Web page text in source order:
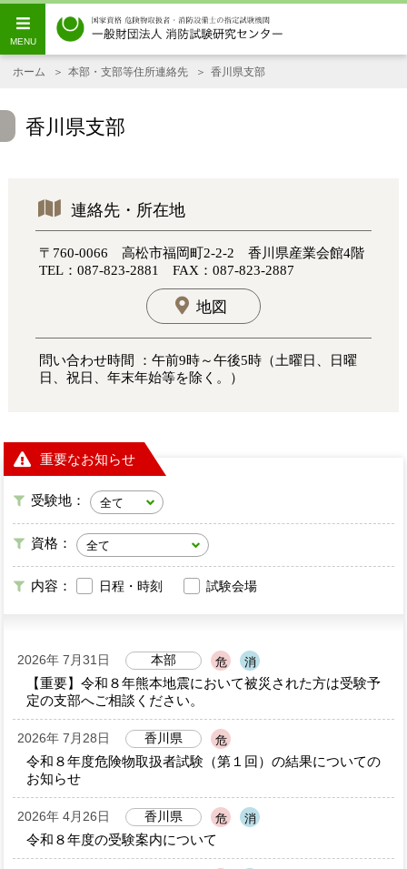
ホーム 本部・支部等住所連絡先 香川県支部
香川県支部
連絡先・所在地
〒760-0066 高松市福岡町2-2-2 香川県産業会館4階
TEL：087-823-2881 FAX：087-823-2887
地図
問い合わせ時間 ：午前9時～午後5時（土曜日、日曜
日、祝日、年末年始等を除く。）
重要なお知らせ
受験地：
資格：
内容： 日程・時刻 試験会場
2026年 7月31日 本部 危 消
【重要】令和８年熊本地震において被災された方は受験予
定の支部へご相談ください。
2026年 7月28日 香川県 危
令和８年度危険物取扱者試験（第１回）の結果についての
お知らせ
2026年 4月26日 香川県 危 消
令和８年度の受験案内について